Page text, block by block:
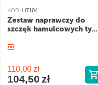
KOD: H7104
Zestaw naprawczy do
szczęk hamulcowych ty...
110,00 zł
104,50 zł